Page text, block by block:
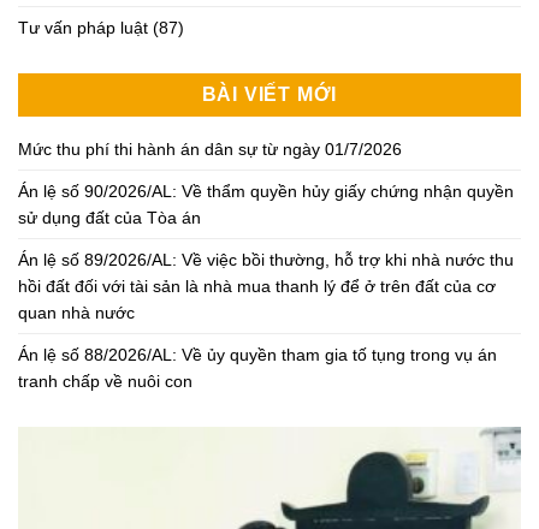
Tư vấn pháp luật (87)
BÀI VIẾT MỚI
Mức thu phí thi hành án dân sự từ ngày 01/7/2026
Án lệ số 90/2026/AL: Về thẩm quyền hủy giấy chứng nhận quyền
sử dụng đất của Tòa án
Án lệ số 89/2026/AL: Về việc bồi thường, hỗ trợ khi nhà nước thu
hồi đất đối với tài sản là nhà mua thanh lý để ở trên đất của cơ
quan nhà nước
Án lệ số 88/2026/AL: Về ủy quyền tham gia tố tụng trong vụ án
tranh chấp về nuôi con